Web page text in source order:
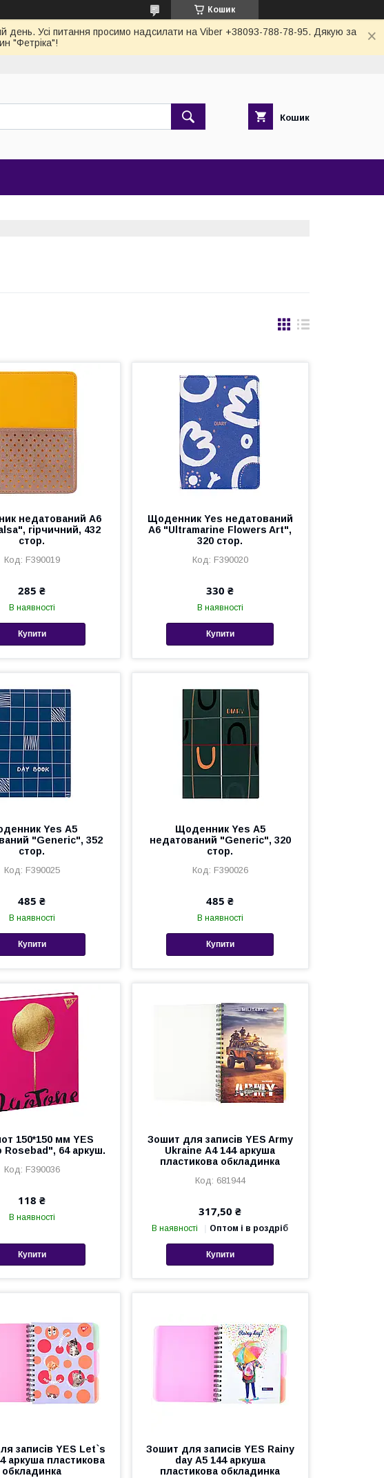
Кошик
день. Усі питання просимо надсилати на Viber +38093-788-78-95. Дякую за
"Фетріка"!
Кошик
недатований А6
гірчичний, 432
стор.
F390019
285 ₴
В наявності
Купити
Щоденник Yes недатований
А6 "Ultramarine Flowers Art",
320 стор.
F390020
330 ₴
В наявності
Купити
Yes А5
"Generic", 352
стор.
F390025
485 ₴
В наявності
Купити
Щоденник Yes А5
недатований "Generic", 320
стор.
F390026
485 ₴
В наявності
Купити
150*150 мм YES
Rosebad", 64 аркуш.
F390036
118 ₴
В наявності
Купити
Зошит для записів YES Army
Ukraine А4 144 аркуша
пластикова обкладинка
681944
317,50 ₴
В наявності Оптом і в роздріб
Купити
записів YES Let`s
аркуша пластикова
обкладинка
Зошит для записів YES Rainy
day А5 144 аркуша
пластикова обкладинка